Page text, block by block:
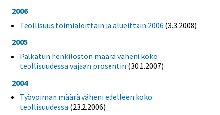
2006
Teollisuus toimialoittain ja alueittain 2006 (3.3.2008)
2005
Palkatun henkilöstön määrä väheni koko
teollisuudessa vajaan prosentin (30.1.2007)
2004
Työvoiman määrä väheni edelleen koko
teollisuudessa (23.2.2006)